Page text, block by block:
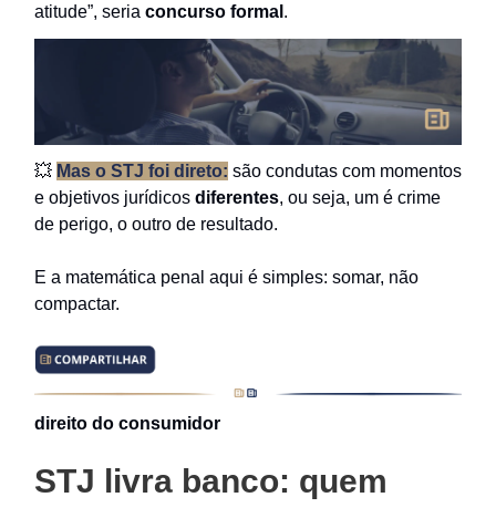
atitude”, seria concurso formal .
💥 Mas o STJ foi direto: são condutas com momentos
e objetivos jurídicos diferentes, ou seja, um é crime
de perigo, o outro de resultado.
E a matemática penal aqui é simples: somar, não
compactar.
direito do consumidor
STJ livra banco: quem